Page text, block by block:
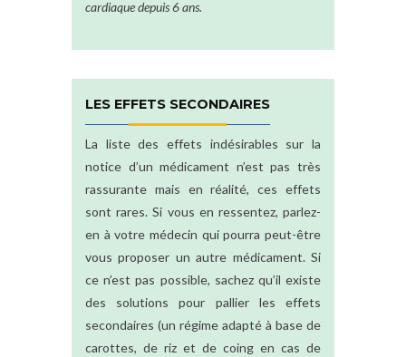
cardiaque depuis 6 ans.
LES EFFETS SECONDAIRES
La liste des effets indésirables sur la
notice d’un médicament n’est pas très
rassurante mais en réalité, ces effets
sont rares. Si vous en ressentez, parlez-
en à votre médecin qui pourra peut-être
vous proposer un autre médicament. Si
ce n’est pas possible, sachez qu’il existe
des solutions pour pallier les effets
secondaires (un régime adapté à base de
carottes, de riz et de coing en cas de